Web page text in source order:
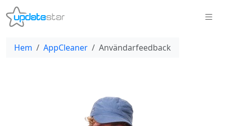
Hem AppCleaner Användarfeedback